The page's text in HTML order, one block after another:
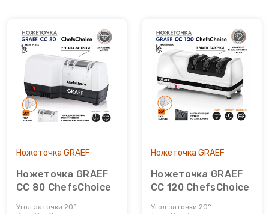
Ножеточка GRAEF
Ножеточка GRAEF
CC 80 ChefsChoice
Угол заточки 20°
Ножеточка GRAEF
Ножеточка GRAEF
CC 120 ChefsChoice
Угол заточки 20°
Шкафы для сигар
Измельчители
Йогуртницы
Камерные вакууматоры
Пылесосы
Увлажнители воздуха
Утюги и отпариватели